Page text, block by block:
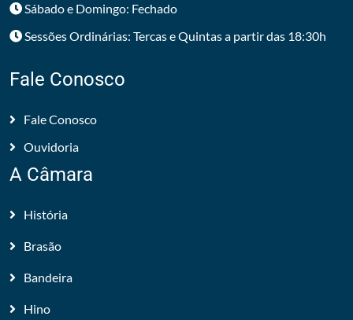
Sábado e Domingo: Fechado
Sessões Ordinárias: Tercas e Quintas a partir das 18:30h
Fale Conosco
Fale Conosco
Ouvidoria
A Câmara
História
Brasão
Bandeira
Hino